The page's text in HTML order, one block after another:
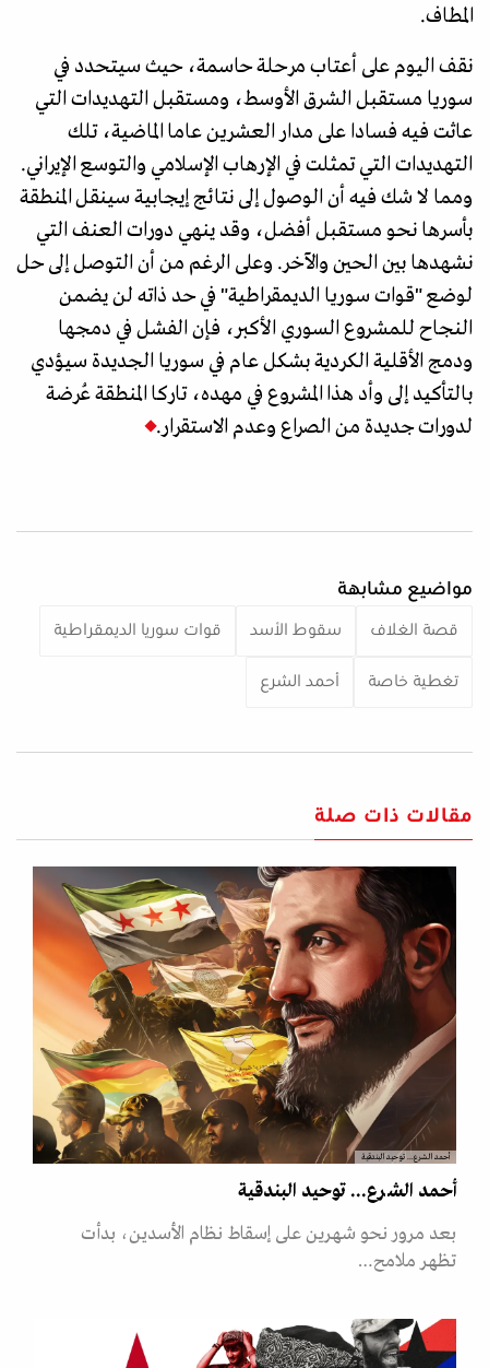
المطاف.
نقف اليوم على أعتاب مرحلة حاسمة، حيث سيتحدد في
سوريا مستقبل الشرق الأوسط، ومستقبل التهديدات التي
عاثت فيه فسادا على مدار العشرين عاما الماضية، تلك
التهديدات التي تمثلت في الإرهاب الإسلامي والتوسع الإيراني.
ومما لا شك فيه أن الوصول إلى نتائج إيجابية سينقل المنطقة
بأسرها نحو مستقبل أفضل، وقد ينهي دورات العنف التي
نشهدها بين الحين والآخر. وعلى الرغم من أن التوصل إلى حل
لوضع "قوات سوريا الديمقراطية" في حد ذاته لن يضمن
النجاح للمشروع السوري الأكبر، فإن الفشل في دمجها
ودمج الأقلية الكردية بشكل عام في سوريا الجديدة سيؤدي
بالتأكيد إلى وأد هذا المشروع في مهده، تاركا المنطقة عُرضة
لدورات جديدة من الصراع وعدم الاستقرار.
مواضيع مشابهة
قصة الغلاف سقوط الأسد قوات سوريا الديمقراطية
تغطية خاصة أحمد الشرع
مقالات ذات صلة
أحمد الشرع... توحيد البندقية
أحمد الشرع... توحيد البندقية
بعد مرور نحو شهرين على إسقاط نظام الأسدين، بدأت
تظهر ملامح…